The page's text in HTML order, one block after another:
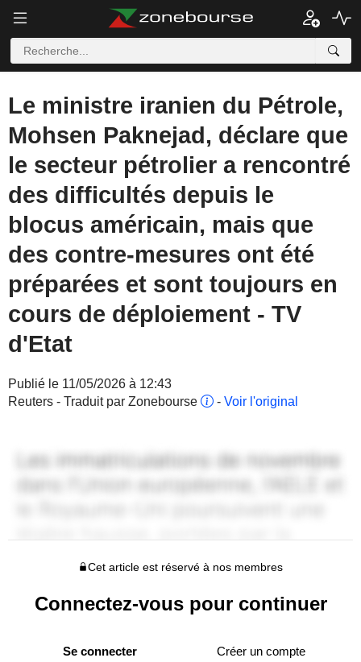
Le ministre iranien du Pétrole,
Mohsen Paknejad, déclare que
le secteur pétrolier a rencontré
des difficultés depuis le
blocus américain, mais que
des contre-mesures ont été
préparées et sont toujours en
cours de déploiement - TV
d'Etat
Publié le 11/05/2026 à 12:43
Reuters - Traduit par Zonebourse
- Voir l'original
Cet article est réservé à nos membres
Connectez-vous pour continuer
Se connecter Créer un compte